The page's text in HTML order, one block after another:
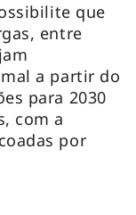
que
entre
a partir do
para 2030
com a
por